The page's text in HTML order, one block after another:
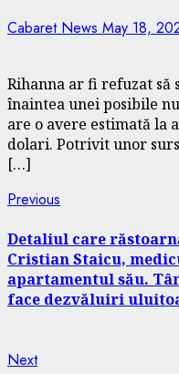
Cabaret News May 18,
Rihanna ar fi refuzat să
înaintea unei posibile
are o avere estimată la
dolari. Potrivit unor
[…]
Continue
Reading
Previous
Detaliul care
Cristian Staicu,
apartamentul său.
face dezvăluiri
NextNext